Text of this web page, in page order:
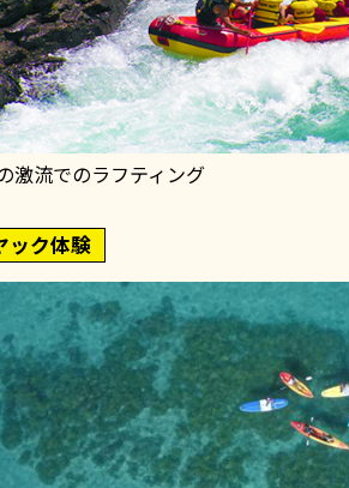
激流でのラフティング
ック体験